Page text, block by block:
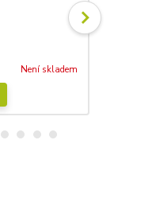
Není skladem